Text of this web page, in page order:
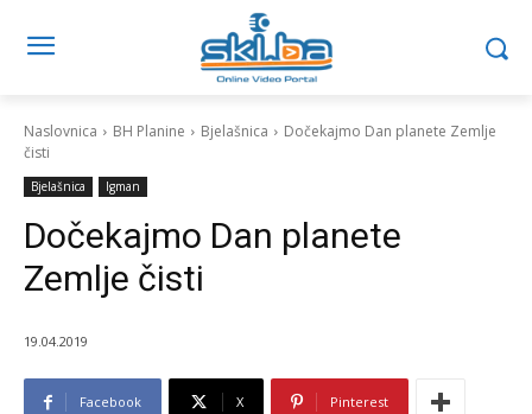
Naslovnica BH Planine Bjelašnica
Dočekajmo Dan planete Zemlje
čisti
Bjelašnica Igman
Dočekajmo Dan planete
Zemlje čisti
19.04.2019
Facebook X Pinterest